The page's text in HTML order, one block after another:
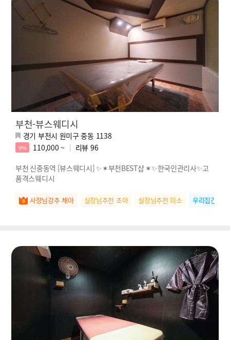
부천-뷰스웨디시
경기 부천시 원미구 중동 1138
9% 110,000 ~ 리뷰 96
부천 신중동역 [뷰스웨디시] ✨✶부천BEST샵 ✶✨한국인관리사✨고
품격스웨디시
사장님강추 채아 실장님추천 초아 실장님추천 미소 우리집간판